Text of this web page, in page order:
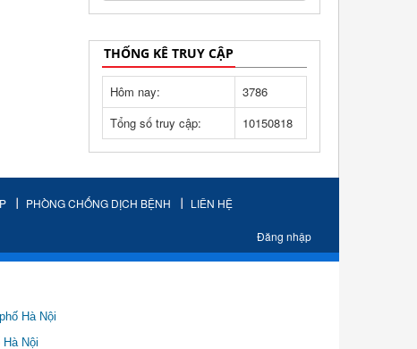
THỐNG KÊ TRUY CẬP
Hôm nay:
3786
Tổng số truy cập:
10150818
PHÒNG CHỐNG DỊCH BỆNH LIÊN HỆ
Đăng nhập
Hà Nội
Nội